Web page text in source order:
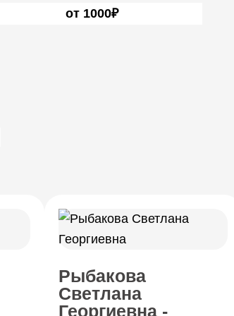
от 1000₽
Рыбакова
Светлана
Георгиевна -